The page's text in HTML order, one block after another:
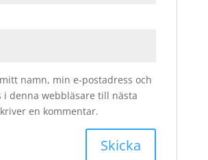
namn, min e-postadress och
i denna webbläsare till nästa
en kommentar.